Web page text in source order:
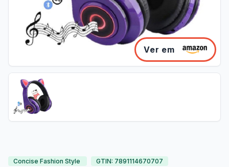
Ver em
Concise Fashion Style GTIN: 7891114670707